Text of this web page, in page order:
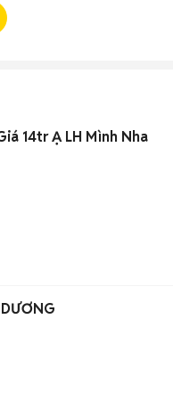
14tr Ạ LH Mình Nha